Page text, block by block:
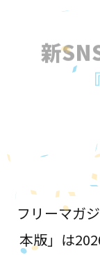
新
フリーマガ
本版」は